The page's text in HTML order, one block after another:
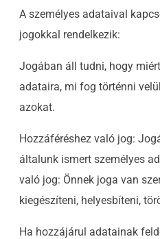
A személyes adataival
jogokkal rendelkezik:
Jogában áll tudni, hogy
adataira, mi fog történni
azokat.
Hozzáféréshez való jog:
általunk ismert személyes
való jog: Önnek joga van
kiegészíteni, helyesbíteni,
Ha hozzájárul adatainak